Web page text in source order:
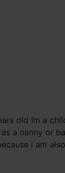
old Im a
a nanny or
i am